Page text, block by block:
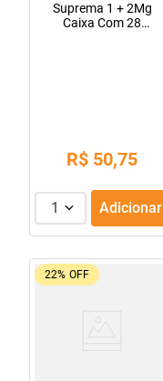
Suprema 1 + 2Mg
Caixa Com 28
R$ 50,75
1 Adicionar
22% OFF